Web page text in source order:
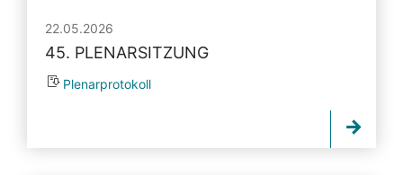
22.05.2026
45. PLENARSITZUNG
Plenarprotokoll